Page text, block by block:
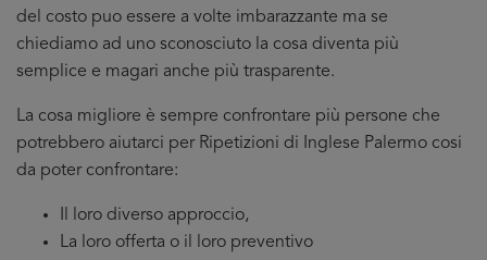
del costo puo essere a volte imbarazzante ma se
chiediamo ad uno sconosciuto la cosa diventa più
semplice e magari anche più trasparente.
La cosa migliore è sempre confrontare più persone che
potrebbero aiutarci per Ripetizioni di Inglese Palermo cosi
da poter confrontare:
Il loro diverso approccio,
La loro offerta o il loro preventivo